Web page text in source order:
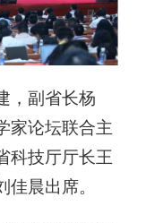
，副省长杨
家论坛联合主
科技厅厅长王
晨出席。